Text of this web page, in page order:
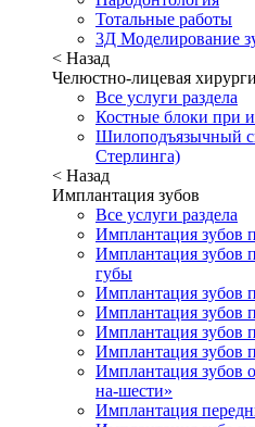
Тотальные работы
3Д Моделирование
< Назад
Челюстно-лицевая
Все услуги раздела
Костные блоки при
Шилоподъязычный
Стерлинга)
< Назад
Имплантация зубов
Все услуги раздела
Имплантация зубов
Имплантация зубов
губы
Имплантация зубов
Имплантация
Имплантация зубов
Имплантация зубов
Имплантация зубов
на-шести»
Имплантация